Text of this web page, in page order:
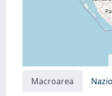
Macroarea